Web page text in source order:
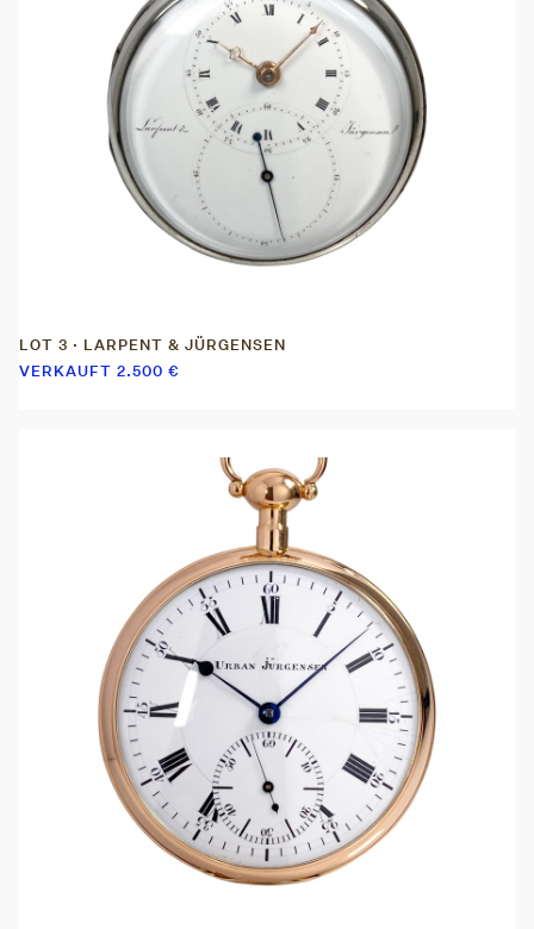
LOT 3 · LARPENT & JÜRGENSEN
VERKAUFT 2.500 €